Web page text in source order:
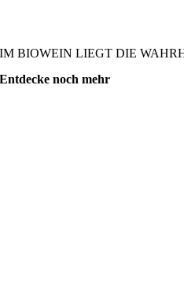
IM BIOWEIN LIEGT DIE
Entdecke noch mehr